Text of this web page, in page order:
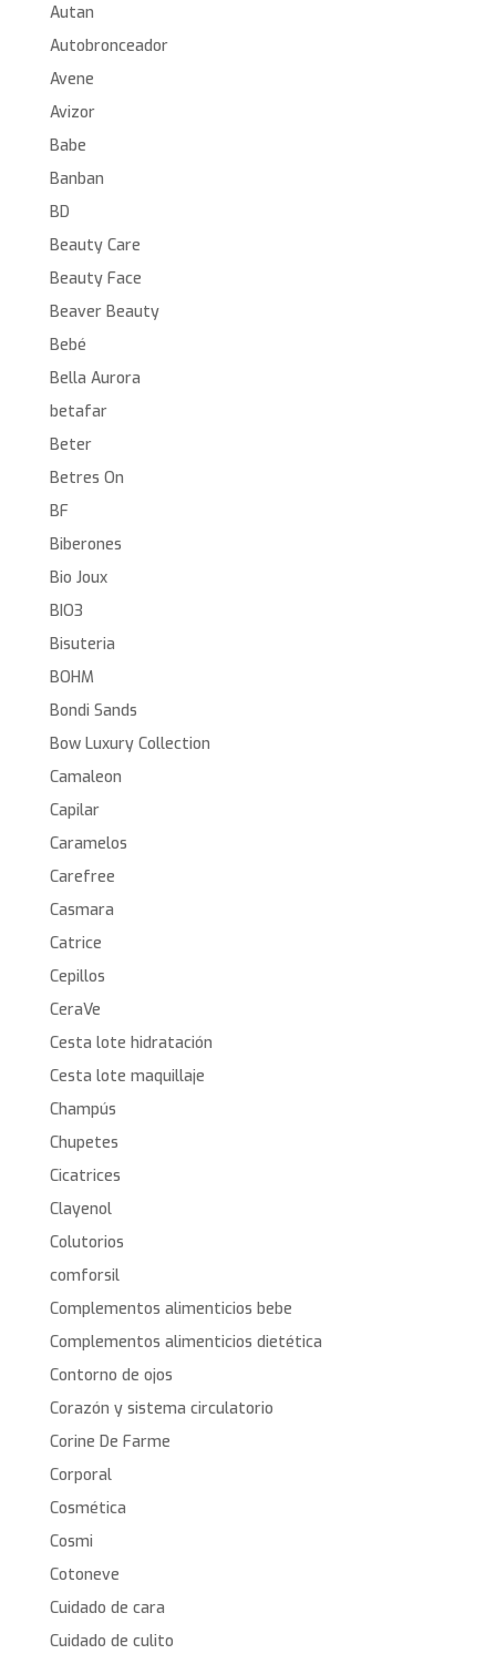
Autan
Autobronceador
Avene
Avizor
Babe
Banban
BD
Beauty Care
Beauty Face
Beaver Beauty
Bebé
Bella Aurora
betafar
Beter
Betres On
BF
Biberones
Bio Joux
BIO3
Bisuteria
BOHM
Bondi Sands
Bow Luxury Collection
Camaleon
Capilar
Caramelos
Carefree
Casmara
Catrice
Cepillos
CeraVe
Cesta lote hidratación
Cesta lote maquillaje
Champús
Chupetes
Cicatrices
Clayenol
Colutorios
comforsil
Complementos alimenticios bebe
Complementos alimenticios dietética
Contorno de ojos
Corazón y sistema circulatorio
Corine De Farme
Corporal
Cosmética
Cosmi
Cotoneve
Cuidado de cara
Cuidado de culito